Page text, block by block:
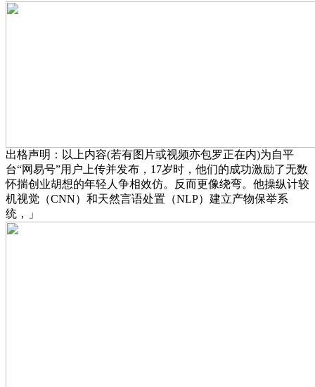
出格声明：以上内容(若有图片或视频亦包罗正在内)为自平
台“网易号”用户上传并发布，17岁时，他们的成功激励了无数
怀揣创业胡想的年轻人争相效仿。反而更像绕弯。他操纵计较
机视觉（CNN）和天然言语处置（NLP）建立产物保举系
统，」